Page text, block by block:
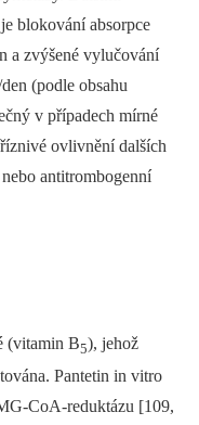
blokování absorpce
a zvýšené vylučování
(podle obsahu
v případech mírné
ovlivnění dalších
antitrombogenní
(vitamin B5), jehož
Pantetin in vitro
CoA-reduktázu [109,